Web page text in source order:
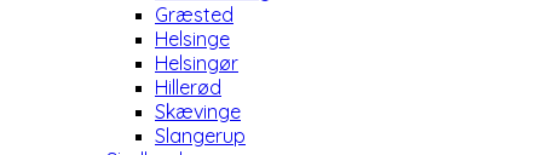
Græsted
Helsinge
Helsingør
Hillerød
Skævinge
Slangerup